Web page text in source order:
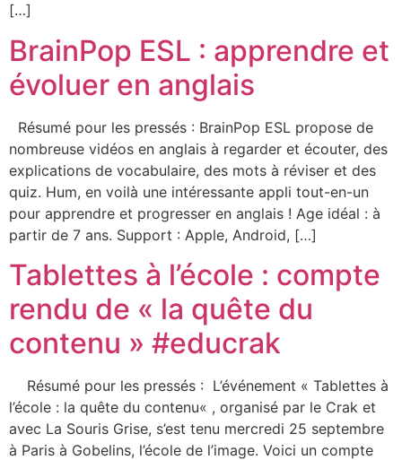
[…]
BrainPop ESL : apprendre et
évoluer en anglais
Résumé pour les pressés : BrainPop ESL propose de
nombreuse vidéos en anglais à regarder et écouter, des
explications de vocabulaire, des mots à réviser et des
quiz. Hum, en voilà une intéressante appli tout-en-un
pour apprendre et progresser en anglais ! Age idéal : à
partir de 7 ans. Support : Apple, Android, […]
Tablettes à l’école : compte
rendu de « la quête du
contenu » #educrak
Résumé pour les pressés : L’événement « Tablettes à
l’école : la quête du contenu« , organisé par le Crak et
avec La Souris Grise, s’est tenu mercredi 25 septembre
à Paris à Gobelins, l’école de l’image. Voici un compte